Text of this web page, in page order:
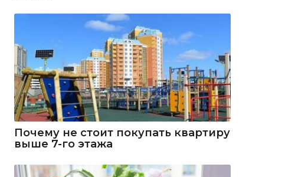
Почему не стоит покупать квартиру
выше 7-го этажа